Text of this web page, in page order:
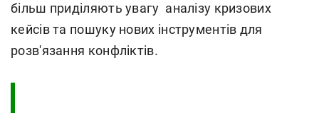
більш приділяють увагу аналізу кризових
кейсів та пошуку нових інструментів для
розв'язання конфліктів.